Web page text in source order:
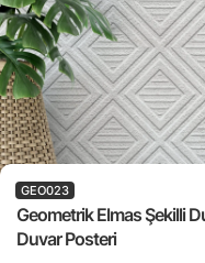
Geometrik Elmas Şekilli
Duvar Posteri
GEO023